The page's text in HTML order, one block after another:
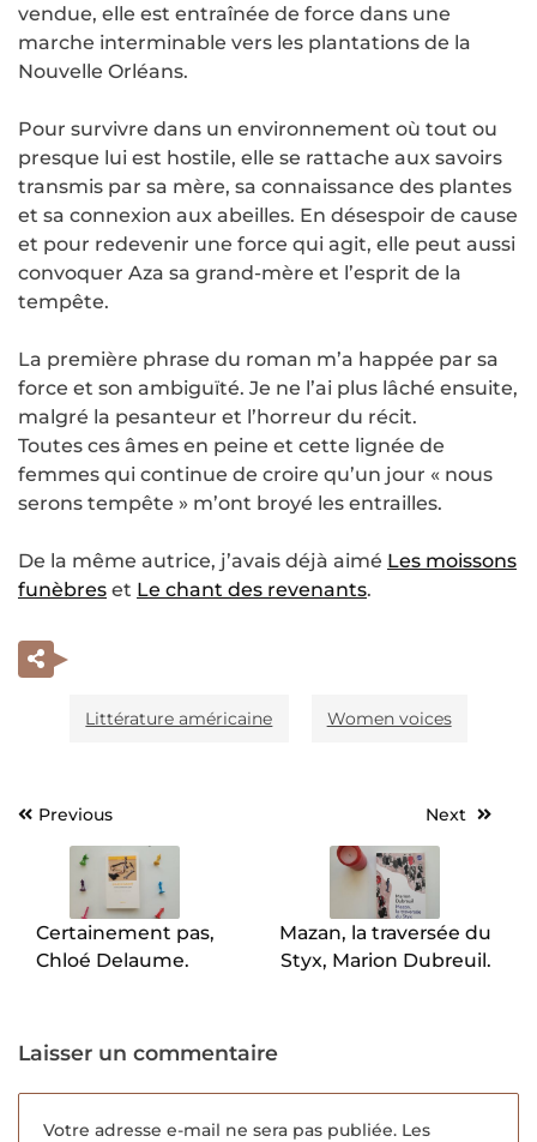
vendue, elle est entraînée de force dans une
marche interminable vers les plantations de la
Nouvelle Orléans.
Pour survivre dans un environnement où tout ou
presque lui est hostile, elle se rattache aux savoirs
transmis par sa mère, sa connaissance des plantes
et sa connexion aux abeilles. En désespoir de cause
et pour redevenir une force qui agit, elle peut aussi
convoquer Aza sa grand-mère et l’esprit de la
tempête.
La première phrase du roman m’a happée par sa
force et son ambiguïté. Je ne l’ai plus lâché ensuite,
malgré la pesanteur et l’horreur du récit.
Toutes ces âmes en peine et cette lignée de
femmes qui continue de croire qu’un jour « nous
serons tempête » m’ont broyé les entrailles.
De la même autrice, j’avais déjà aimé Les moissons
funèbres et Le chant des revenants.
Littérature américaine Women voices
Navigation
l’article
Previous
Certainement pas,
Chloé Delaume.
Next
Mazan, la traversée du
Styx, Marion Dubreuil.
Laisser un commentaire
Votre adresse e-mail ne sera pas publiée. Les